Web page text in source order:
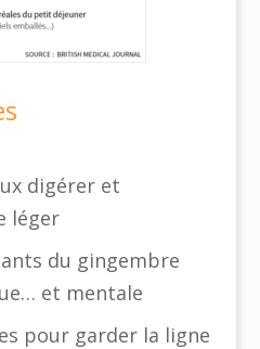
digérer et
léger
du gingembre
et mentale
pour garder la ligne